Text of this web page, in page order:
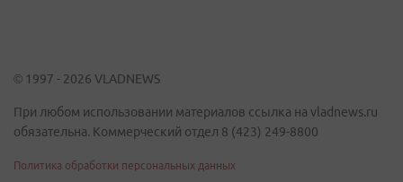
© 1997 - 2026 VLADNEWS
При любом использовании материалов ссылка на vladnews.ru
обязательна. Коммерческий отдел 8 (423) 249-8800
Политика обработки персональных данных